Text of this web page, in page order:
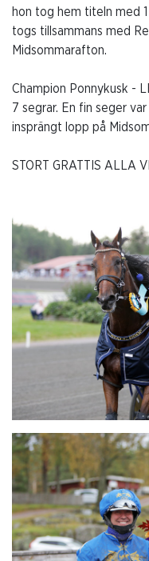
hon tog hem titeln med
togs tillsammans med
Midsommarafton.
Champion Ponnykusk -
7 segrar. En fin seger
insprängt lopp på
STORT GRATTIS ALLA